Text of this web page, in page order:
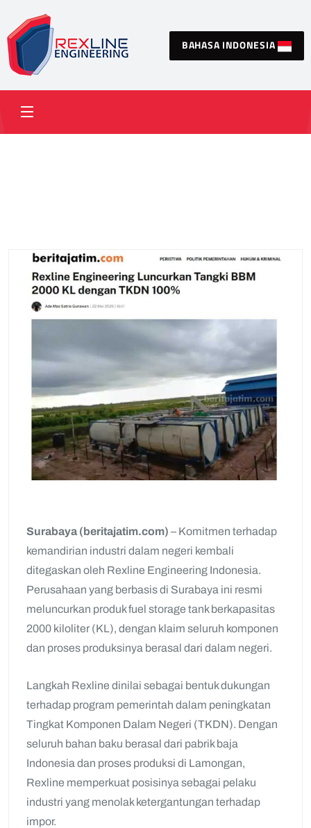
BAHASA INDONESIA
Surabaya (beritajatim.com) – Komitmen terhadap
kemandirian industri dalam negeri kembali
ditegaskan oleh Rexline Engineering Indonesia.
Perusahaan yang berbasis di Surabaya ini resmi
meluncurkan produk fuel storage tank berkapasitas
2000 kiloliter (KL), dengan klaim seluruh komponen
dan proses produksinya berasal dari dalam negeri.
Langkah Rexline dinilai sebagai bentuk dukungan
terhadap program pemerintah dalam peningkatan
Tingkat Komponen Dalam Negeri (TKDN). Dengan
seluruh bahan baku berasal dari pabrik baja
Indonesia dan proses produksi di Lamongan,
Rexline memperkuat posisinya sebagai pelaku
industri yang menolak ketergantungan terhadap
impor.